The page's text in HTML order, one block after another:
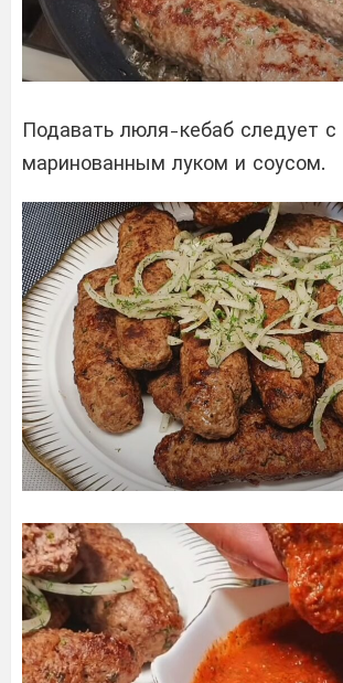
Подавать люля-кебаб следует с
маринованным луком и соусом.